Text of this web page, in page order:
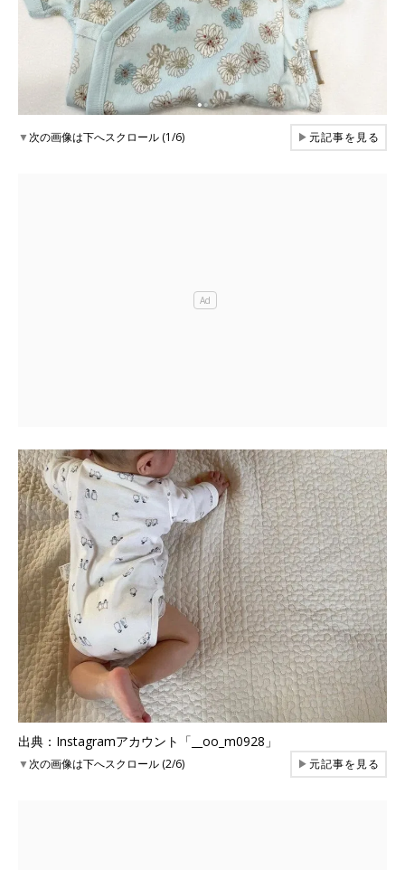
▼次の画像は下へスクロール (1/6) ▶元記事を見る
出典：Instagramアカウント「__oo_m0928」
▼次の画像は下へスクロール (2/6) ▶元記事を見る